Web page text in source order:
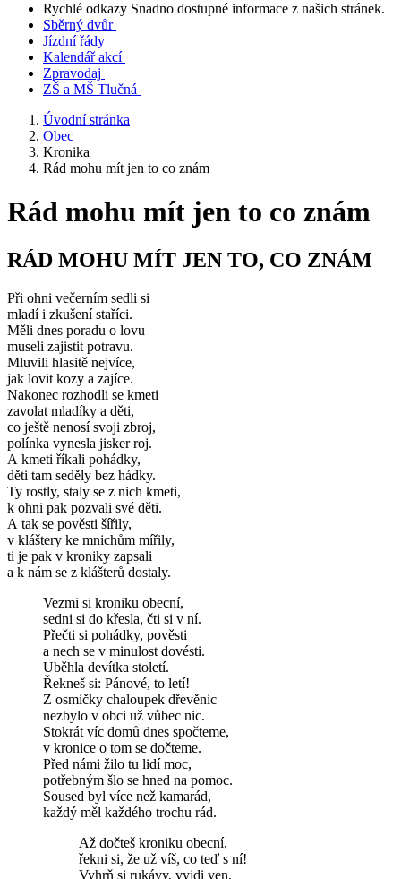
Rychlé odkazy Snadno dostupné informace z našich stránek.
Sběrný dvůr
Jízdní řády
Kalendář akcí
Zpravodaj
ZŠ a MŠ Tlučná
Úvodní stránka
Obec
Kronika
Rád mohu mít jen to co znám
Rád mohu mít jen to co znám
RÁD MOHU MÍT JEN TO, CO ZNÁM
Při ohni večerním sedli si
mladí i zkušení staříci.
Měli dnes poradu o lovu
museli zajistit potravu.
Mluvili hlasitě nejvíce,
jak lovit kozy a zajíce.
Nakonec rozhodli se kmeti
zavolat mladíky a děti,
co ještě nenosí svoji zbroj,
polínka vynesla jisker roj.
A kmeti říkali pohádky,
děti tam seděly bez hádky.
Ty rostly, staly se z nich kmeti,
k ohni pak pozvali své děti.
A tak se pověsti šířily,
v kláštery ke mnichům mířily,
ti je pak v kroniky zapsali
a k nám se z klášterů dostaly.
Vezmi si kroniku obecní,
sedni si do křesla, čti si v ní.
Přečti si pohádky, pověsti
a nech se v minulost dovésti.
Uběhla devítka století.
Řekneš si: Pánové, to letí!
Z osmičky chaloupek dřevěnic
nezbylo v obci už vůbec nic.
Stokrát víc domů dnes spočteme,
v kronice o tom se dočteme.
Před námi žilo tu lidí moc,
potřebným šlo se hned na pomoc.
Soused byl více než kamarád,
každý měl každého trochu rád.
Až dočteš kroniku obecní,
řekni si, že už víš, co teď s ní!
Vyhrň si rukávy, vyjdi ven,